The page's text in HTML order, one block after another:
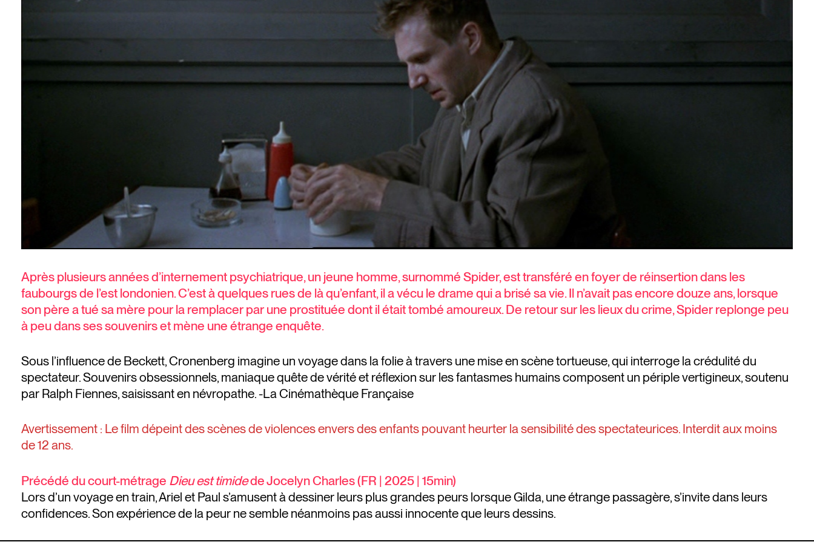
Après plusieurs années d’internement psychiatrique, un jeune homme, surnommé Spider, est transféré en foyer de réinsertion dans les
faubourgs de l’est londonien. C’est à quelques rues de là qu’enfant, il a vécu le drame qui a brisé sa vie. Il n’avait pas encore douze ans, lorsque
son père a tué sa mère pour la remplacer par une prostituée dont il était tombé amoureux. De retour sur les lieux du crime, Spider replonge peu
à peu dans ses souvenirs et mène une étrange enquête.
Sous l’influence de Beckett, Cronenberg imagine un voyage dans la folie à travers une mise en scène tortueuse, qui interroge la crédulité du
spectateur. Souvenirs obsessionnels, maniaque quête de vérité et réflexion sur les fantasmes humains composent un périple vertigineux, soutenu
par Ralph Fiennes, saisissant en névropathe. -La Cinémathèque Française
Avertissement : Le film dépeint des scènes de violences envers des enfants pouvant heurter la sensibilité des spectateurices. Interdit aux moins
de 12 ans.
Précédé du court-métrage Dieu est timidede Jocelyn Charles (FR | 2025 | 15min)
Lors d’un voyage en train, Ariel et Paul s’amusent à dessiner leurs plus grandes peurs lorsque Gilda, une étrange passagère, s’invite dans leurs
confidences. Son expérience de la peur ne semble néanmoins pas aussi innocente que leurs dessins.